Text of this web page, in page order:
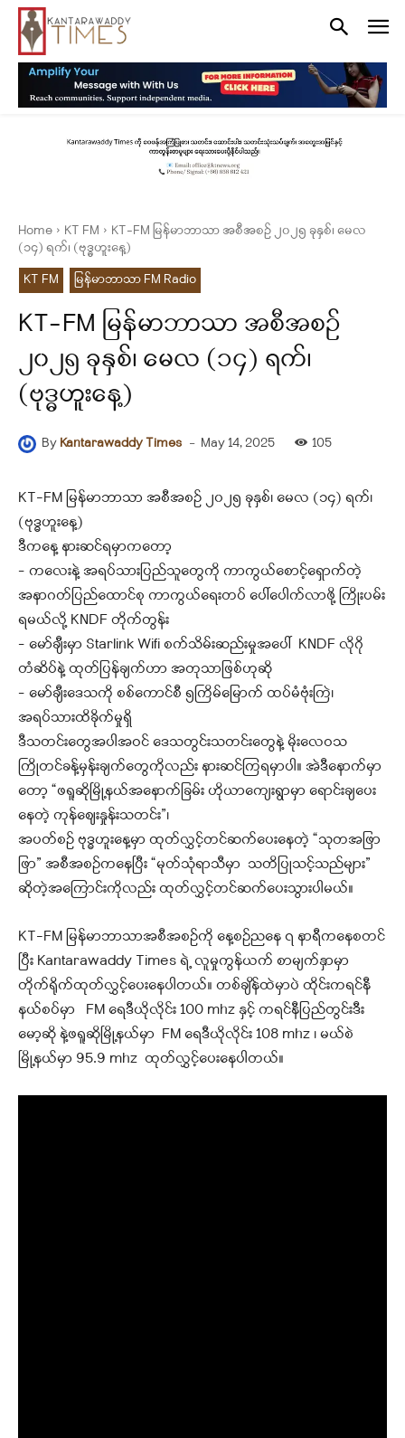
Home KT FM
KT-FM မြန်မာဘာသာ အစီအစဉ် ၂၀၂၅ ခုနှစ်၊ မေလ
(၁၄) ရက်၊ (ဗုဒ္ဓဟူးနေ့)
KT FM
မြန်မာဘာသာ FM Radio
KT-FM မြန်မာဘာသာ အစီအစဉ်
၂၀၂၅ ခုနှစ်၊ မေလ (၁၄) ရက်၊
(ဗုဒ္ဓဟူးနေ့)
By Kantarawaddy Times - May 14, 2025 105
KT-FM မြန်မာဘာသာ အစီအစဉ် ၂၀၂၅ ခုနှစ်၊ မေလ (၁၄) ရက်၊
(ဗုဒ္ဓဟူးနေ့)
ဒီကနေ့ နားဆင်ရမှာကတော့
– ကလေးနဲ့ အရပ်သားပြည်သူတွေကို ကာကွယ်စောင့်ရှောက်တဲ့
အနာဂတ်ပြည်ထောင်စု ကာကွယ်ရေးတပ် ပေါ်ပေါက်လာဖို့ ကြိုးပမ်း
ရမယ်လို့ KNDF တိုက်တွန်း
– မော်ချီးမှာ Starlink Wifi စက်သိမ်းဆည်းမှုအပေါ် KNDF လိုဂို
တံဆိပ်နဲ့ ထုတ်ပြန်ချက်ဟာ အတုသာဖြစ်ဟုဆို
– မော်ချီးဒေသကို စစ်ကောင်စီ ၅ကြိမ်မြောက် ထပ်မံဗုံးကြဲ၊
အရပ်သားထိခိုက်မှုရှိ
ဒီသတင်းတွေအပါအဝင် ဒေသတွင်းသတင်းတွေနဲ့ မိုးလေဝသ
ကြိုတင်ခန့်မှန်းချက်တွေကိုလည်း နားဆင်ကြရမှာပါ။ အဲဒီနောက်မှာ
တော့ “ဖရူဆိုမြို့နယ်အနောက်ခြမ်း ဟိုယာကျေးရွာမှာ ရောင်းချပေး
နေတဲ့ ကုန်ဈေးနှုန်းသတင်း”၊
အပတ်စဉ် ဗုဒ္ဓဟူးနေ့မှာ ထုတ်လွှင့်တင်ဆက်ပေးနေတဲ့ “သုတအဖြာ
ဖြာ” အစီအစဉ်ကနေပြီး “မုတ်သုံရာသီမှာ သတိပြုသင့်သည်များ”
ဆိုတဲ့အကြောင်းကိုလည်း ထုတ်လွှင့်တင်ဆက်ပေးသွားပါမယ်။
KT-FM မြန်မာဘာသာအစီအစဉ်ကို နေ့စဉ်ညနေ ၇ နာရီကနေစတင်
ပြီး Kantarawaddy Times ရဲ့ လူမှုကွန်ယက် စာမျက်နှာမှာ
တိုက်ရိုက်ထုတ်လွှင့်ပေးနေပါတယ်။ တစ်ချိန်ထဲမှာပဲ ထိုင်းကရင်နီ
နယ်စပ်မှာ FM ရေဒီယိုလိုင်း 100 mhz နှင့် ကရင်နီပြည်တွင်းဒီး
မော့ဆို နဲ့ဖရူဆိုမြို့နယ်မှာ FM ရေဒီယိုလိုင်း 108 mhz ၊ မယ်စဲ
မြို့နယ်မှာ 95.9 mhz ထုတ်လွှင့်ပေးနေပါတယ်။